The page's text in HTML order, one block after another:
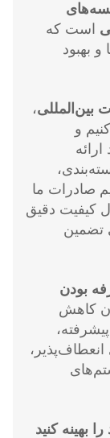
است که
بهبود
،
و
صادرات ما
کیفیت دقیق
تضمین
بودن
کاهش
بهینه کنید